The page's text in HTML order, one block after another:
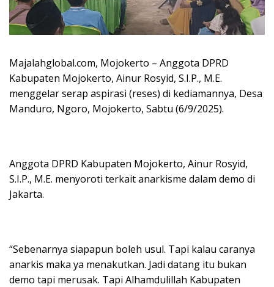
Majalahglobal.com, Mojokerto – Anggota DPRD
Kabupaten Mojokerto, Ainur Rosyid, S.I.P., M.E.
menggelar serap aspirasi (reses) di kediamannya, Desa
Manduro, Ngoro, Mojokerto, Sabtu (6/9/2025).
Anggota DPRD Kabupaten Mojokerto, Ainur Rosyid,
S.I.P., M.E. menyoroti terkait anarkisme dalam demo di
Jakarta.
“Sebenarnya siapapun boleh usul. Tapi kalau caranya
anarkis maka ya menakutkan. Jadi datang itu bukan
demo tapi merusak. Tapi Alhamdulillah Kabupaten